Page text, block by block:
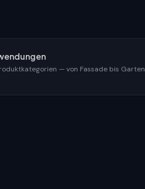
— von Fassade bis Garten